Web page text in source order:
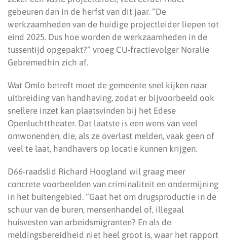
gebeuren dan in de herfst van dit jaar. “De
werkzaamheden van de huidige projectleider liepen tot
eind 2025. Dus hoe worden de werkzaamheden in de
tussentijd opgepakt?” vroeg CU-fractievolger Noralie
Gebremedhin zich af.
Wat Omlo betreft moet de gemeente snel kijken naar
uitbreiding van handhaving, zodat er bijvoorbeeld ook
snellere inzet kan plaatsvinden bij het Edese
Openluchttheater. Dat laatste is een wens van veel
omwonenden, die, als ze overlast melden, vaak geen of
veel te laat, handhavers op locatie kunnen krijgen.
D66-raadslid Richard Hoogland wil graag meer
concrete voorbeelden van criminaliteit en ondermijning
in het buitengebied. “Gaat het om drugsproductie in de
schuur van de buren, mensenhandel of, illegaal
huisvesten van arbeidsmigranten? En als de
meldingsbereidheid niet heel groot is, waar het rapport